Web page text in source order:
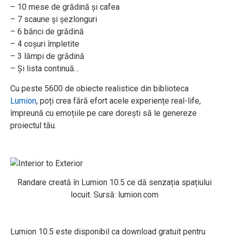
– 10 mese de grădină și cafea
– 7 scaune și șezlonguri
– 6 bănci de grădină
– 4 coșuri împletite
– 3 lămpi de grădină
– Și lista continuă…
Cu peste 5600 de obiecte realistice din biblioteca
Lumion, poți crea fără efort acele experiențe real-life,
împreună cu emoțiile pe care dorești să le genereze
proiectul tău.
Randare creată în Lumion 10.5 ce dă senzația spațiului
locuit. Sursă: lumion.com
Lumion 10.5 este disponibil ca download gratuit pentru